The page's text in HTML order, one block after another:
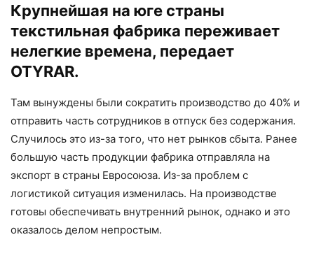
Крупнейшая на юге страны
текстильная фабрика переживает
нелегкие времена, передает
OTYRAR.
Там вынуждены были сократить производство до 40% и
отправить часть сотрудников в отпуск без содержания.
Случилось это из-за того, что нет рынков сбыта. Ранее
большую часть продукции фабрика отправляла на
экспорт в страны Евросоюза. Из-за проблем с
логистикой ситуация изменилась. На производстве
готовы обеспечивать внутренний рынок, однако и это
оказалось делом непростым.